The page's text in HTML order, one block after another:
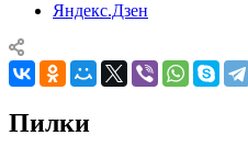
Яндекс.Дзен
Пилки